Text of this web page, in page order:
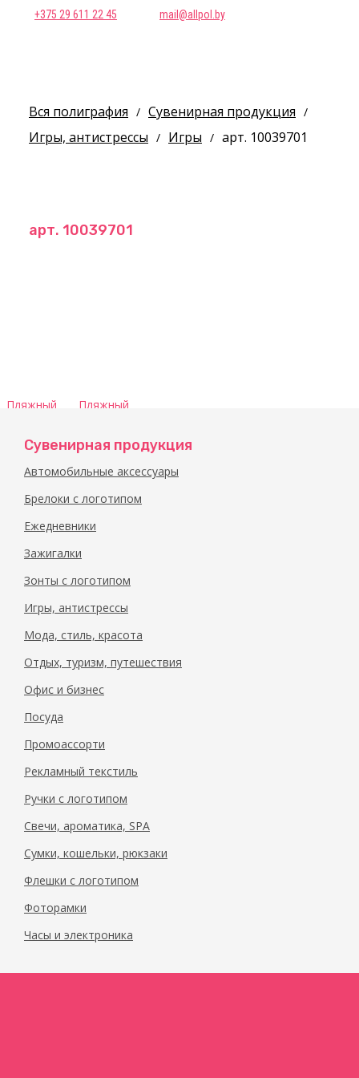
+375 29 611 22 45 mail@allpol.by
Вся полиграфия / Сувенирная продукция /
Игры, антистрессы / Игры / арт. 10039701
арт. 10039701
Пляжный
арт.
10039701_a
Пляжный
арт.
10039701_o
Сувенирная продукция
Автомобильные аксессуары
Брелоки с логотипом
Ежедневники
Зажигалки
Зонты с логотипом
Игры, антистрессы
Мода, стиль, красота
Отдых, туризм, путешествия
Офис и бизнес
Посуда
Промоассорти
Рекламный текстиль
Ручки с логотипом
Свечи, ароматика, SPA
Сумки, кошельки, рюкзаки
Флешки с логотипом
Фоторамки
Часы и электроника